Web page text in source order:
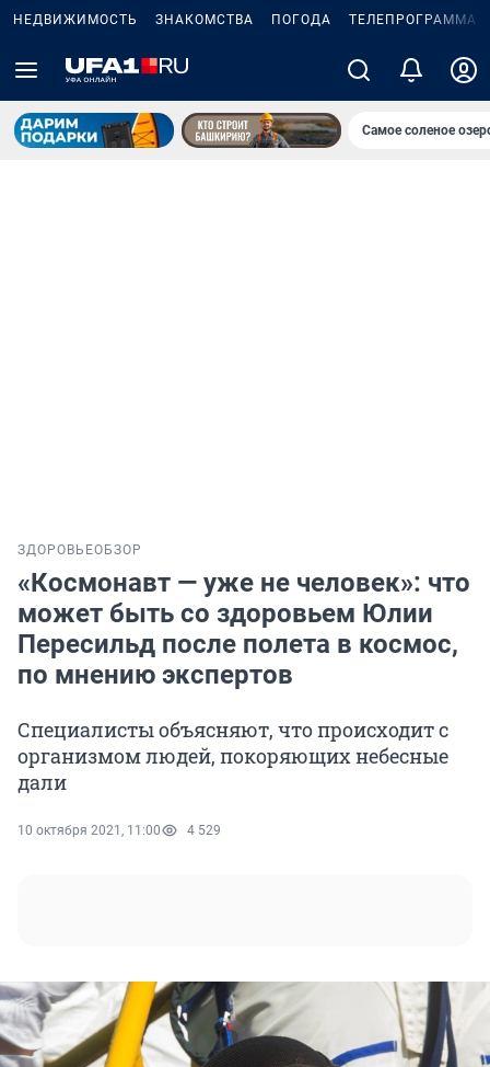
НЕДВИЖИМОСТЬ ЗНАКОМСТВА ПОГОДА ТЕЛЕПРОГРАММА
Самое соленое
ЗДОРОВЬЕОБЗОР
«Космонавт — уже не человек»: что
может быть со здоровьем Юлии
Пересильд после полета в космос,
по мнению экспертов
Специалисты объясняют, что происходит с
организмом людей, покоряющих небесные
дали
10 октября 2021, 11:00 4 529